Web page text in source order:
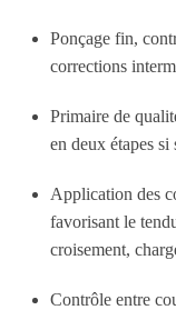
Ponçage fin,
corrections
Primaire de
en deux étapes si
Application des
favorisant le
croisement,
Contrôle entre